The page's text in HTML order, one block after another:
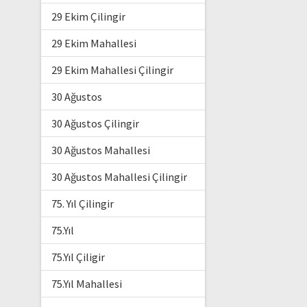
29 Ekim Çilingir
29 Ekim Mahallesi
29 Ekim Mahallesi Çilingir
30 Ağustos
30 Ağustos Çilingir
30 Ağustos Mahallesi
30 Ağustos Mahallesi Çilingir
75. Yıl Çilingir
75.Yıl
75.Yıl Çiligir
75.Yıl Mahallesi